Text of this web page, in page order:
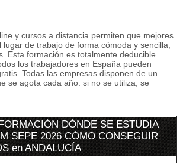
y cursos a distancia permiten que mejores
de trabajo de forma cómoda y sencilla,
Esta formación es totalmente deducible
los trabajadores en España pueden
Todas las empresas disponen de un
se agota cada año: si no se utiliza, se
DÓNDE SE ESTUDIA
SEPE 2026 CÓMO CONSEGUIR
en ANDALUCÍA